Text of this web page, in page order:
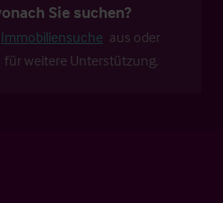
Sie suchen?
Immobiliensuche aus oder
für weitere Unterstützung.